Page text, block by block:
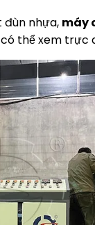
đùn nhựa, máy
thể xem